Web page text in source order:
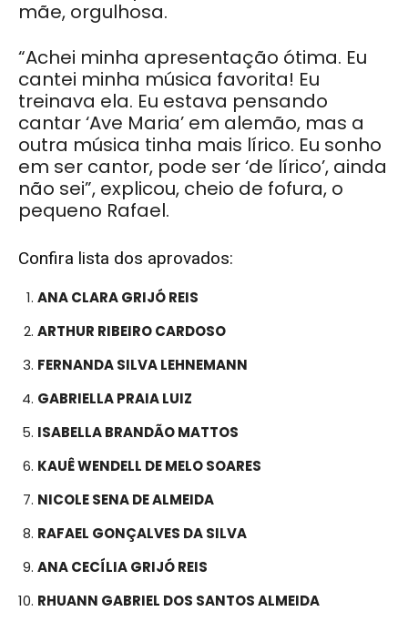
mãe, orgulhosa.
“Achei minha apresentação ótima. Eu
cantei minha música favorita! Eu
treinava ela. Eu estava pensando
cantar ‘Ave Maria’ em alemão, mas a
outra música tinha mais lírico. Eu sonho
em ser cantor, pode ser ‘de lírico’, ainda
não sei”, explicou, cheio de fofura, o
pequeno Rafael.
Confira lista dos aprovados:
ANA CLARA GRIJÓ REIS
ARTHUR RIBEIRO CARDOSO
FERNANDA SILVA LEHNEMANN
GABRIELLA PRAIA LUIZ
ISABELLA BRANDÃO MATTOS
KAUÊ WENDELL DE MELO SOARES
NICOLE SENA DE ALMEIDA
RAFAEL GONÇALVES DA SILVA
ANA CECÍLIA GRIJÓ REIS
RHUANN GABRIEL DOS SANTOS ALMEIDA